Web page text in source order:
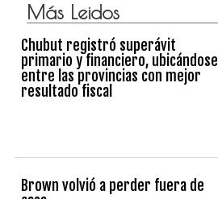
Más Leidos
Chubut registró superávit
primario y financiero, ubicándose
entre las provincias con mejor
resultado fiscal
Brown volvió a perder fuera de